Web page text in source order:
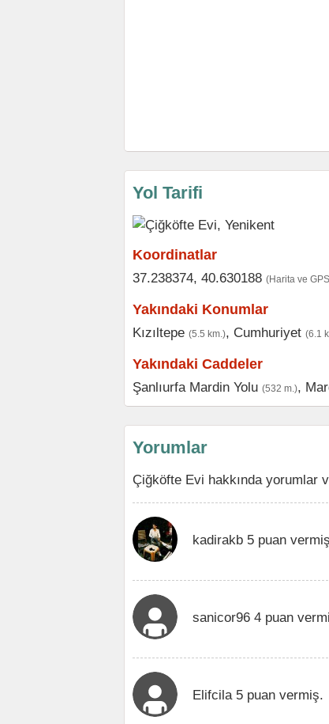
Yol Tarifi
Koordinatlar
37.238374, 40.630188 (Harita ve
Yakındaki Konumlar
Kızıltepe (5.5 km.), Cumhuriyet (6.1
Yakındaki Caddeler
Şanlıurfa Mardin Yolu (532 m.),
Yorumlar
Çiğköfte Evi hakkında yorumlar
kadirakb 5 puan
sanicor96 4 puan
Elifcila 5 puan vermiş.